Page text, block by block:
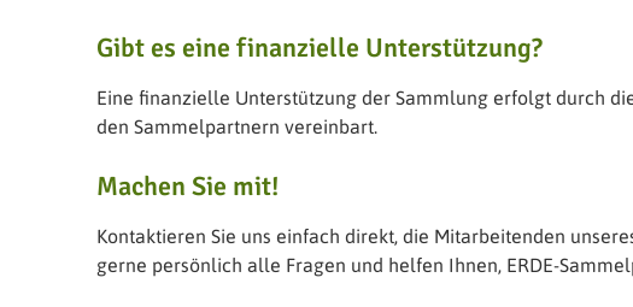
Gibt es eine finanzielle Unterstützung?
Eine finanzielle Unterstützung der Sammlung erfolgt durch
den Sammelpartnern vereinbart.
Machen Sie mit!
Kontaktieren Sie uns einfach direkt, die Mitarbeitenden
gerne persönlich alle Fragen und helfen Ihnen, ERDE-